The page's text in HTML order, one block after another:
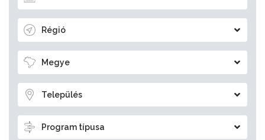
Régió
Megye
Település
Program típusa